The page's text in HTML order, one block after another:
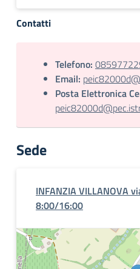
Contatti
Telefono:
Email:
Posta Elettronica
Sede
INFANZIA VILLANOVA
8:00/16:00